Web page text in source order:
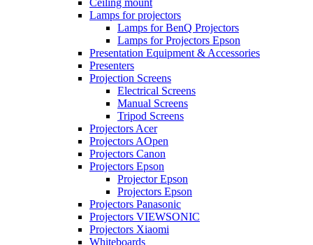
Ceiling mount
Lamps for projectors
Lamps for BenQ Projectors
Lamps for Projectors Epson
Presentation Equipment & Accessories
Presenters
Projection Screens
Electrical Screens
Manual Screens
Tripod Screens
Projectors Acer
Projectors AOpen
Projectors Canon
Projectors Epson
Projector Epson
Projectors Epson
Projectors Panasonic
Projectors VIEWSONIC
Projectors Xiaomi
Whiteboards